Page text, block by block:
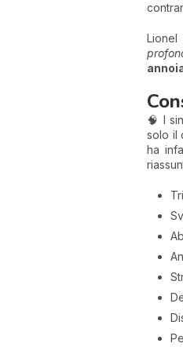
🧠 I
solo il
ha